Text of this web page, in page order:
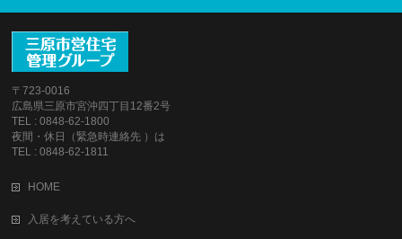
〒723-0016
広島県三原市宮沖四丁目12番2号
TEL : 0848-62-1800
夜間・休日（緊急時連絡先 ）は
TEL : 0848-62-1811
HOME
入居を考えている方へ